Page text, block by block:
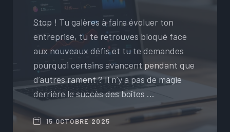
Stop ! Tu galères à faire évoluer ton
entreprise, tu te retrouves bloqué face
aux nouveaux défis et tu te demandes
pourquoi certains avancent pendant que
d’autres rament ? Il n’y a pas de magie
derrière le succès des boîtes …
15 OCTOBRE 2025